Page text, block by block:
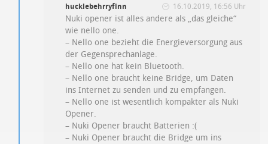
hucklebehrryfinn 16.10.2019, 16:56 Uhr
Nuki opener ist alles andere als „das gleiche“
wie nello one.
– Nello one bezieht die Energieversorgung aus
der Gegensprechanlage.
– Nello one hat kein Bluetooth.
– Nello one braucht keine Bridge, um Daten
ins Internet zu senden und zu empfangen.
– Nello one ist wesentlich kompakter als Nuki
Opener.
– Nuki Opener braucht Batterien :(
– Nuki Opener braucht die Bridge um ins